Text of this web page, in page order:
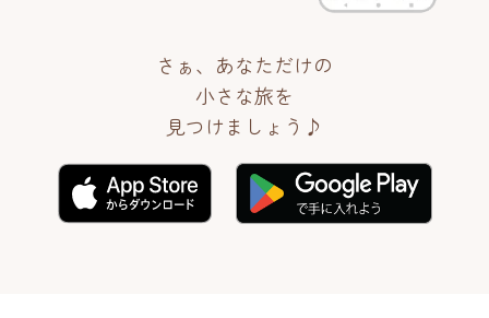
さぁ、あなただけの
小さな旅を
見つけましょう♪